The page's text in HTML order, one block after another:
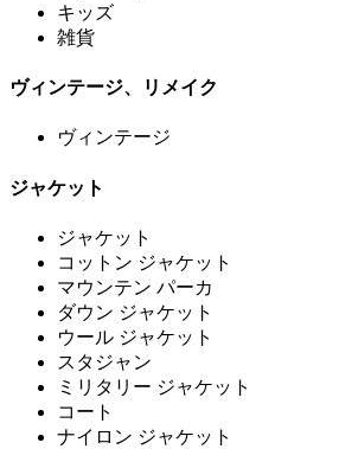
キッズ
雑貨
ヴィンテージ、リメイク
ヴィンテージ
ジャケット
ジャケット
コットン ジャケット
マウンテン パーカ
ダウン ジャケット
ウール ジャケット
スタジャン
ミリタリー ジャケット
コート
ナイロン ジャケット